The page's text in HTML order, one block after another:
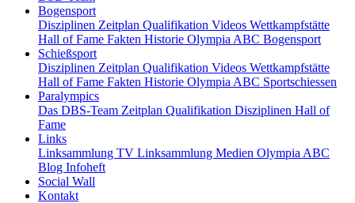
Bogensport
Disziplinen Zeitplan Qualifikation Videos Wettkampfstätte
Hall of Fame Fakten Historie Olympia ABC Bogensport
Schießsport
Disziplinen Zeitplan Qualifikation Videos Wettkampfstätte
Hall of Fame Fakten Historie Olympia ABC Sportschiessen
Paralympics
Das DBS-Team Zeitplan Qualifikation Disziplinen Hall of
Fame
Links
Linksammlung TV Linksammlung Medien Olympia ABC
Blog Infoheft
Social Wall
Kontakt